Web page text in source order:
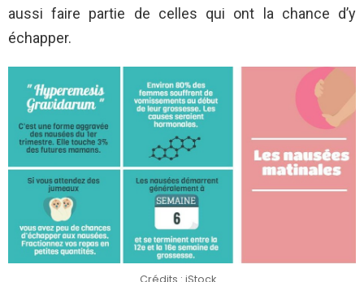
aussi faire partie de celles qui ont la chance d’y
échapper.